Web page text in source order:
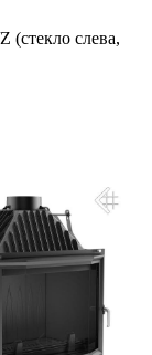
(стекло слева,